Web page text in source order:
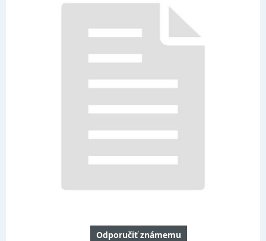
Odporučiť známemu